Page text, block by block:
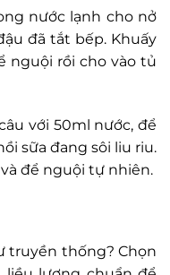
nước lạnh cho nở
đã tắt bếp. Khuấy
nguội rồi cho vào tủ
với 50ml nước, để
sữa đang sôi liu riu.
để nguội tự nhiên.
truyền thống? Chọn